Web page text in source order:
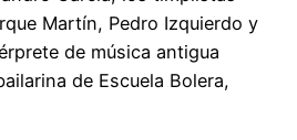
Martín, Pedro Izquierdo y
de música antigua
de Escuela Bolera,